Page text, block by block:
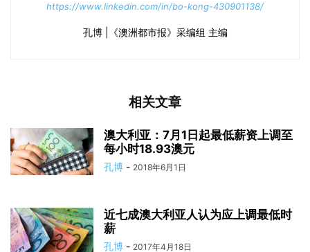
https://www.linkedin.com/in/bo-kong-430901138/
孔博 |《澳洲都市报》采编组 主编
相关文章
澳大利亚：7月1日起最低薪资上调至
每小时18.93澳元
孔博 - 2018年6月1日
近七成澳大利亚人认为应上调最低时
薪
孔博 - 2017年4月18日